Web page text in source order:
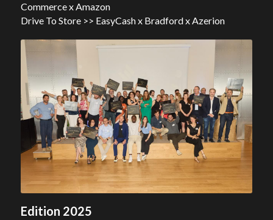
Commerce x Amazon
Drive To Store >> EasyCash x Bradford x Azerion
Edition 2025